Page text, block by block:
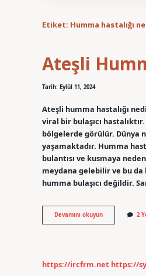
Etiket: Humma hastalığı
Ateşli
Tarih: Eylül 11, 2024
Ateşli humma hastalığı
viral bir bulaşıcı
bölgelerde görülür. Dünya
yaşamaktadır. Humma
bulantısı ve kusmaya
meydana gelebilir ve bu da
humma bulaşıcı değildir.
Devamını okuyunAteşli
Humma
2
https://ircfrm.net https://